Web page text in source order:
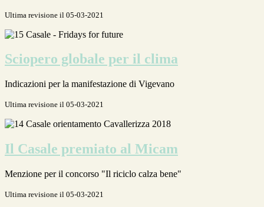
Ultima revisione il 05-03-2021
Sciopero globale per il clima
Indicazioni per la manifestazione di Vigevano
Ultima revisione il 05-03-2021
Il Casale premiato al Micam
Menzione per il concorso "Il riciclo calza bene"
Ultima revisione il 05-03-2021